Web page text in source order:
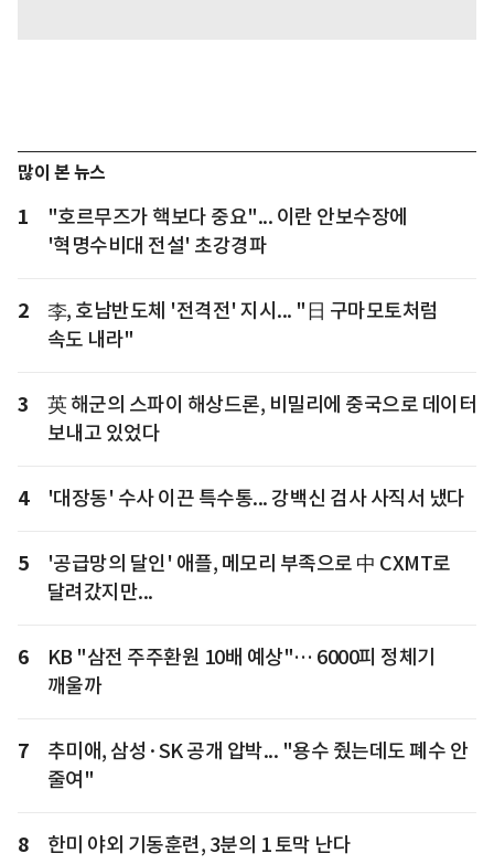
많이 본 뉴스
1
"호르무즈가 핵보다 중요"... 이란 안보수장에
'혁명수비대 전설' 초강경파
2
李, 호남반도체 '전격전' 지시... "日 구마모토처럼
속도 내라"
3
英 해군의 스파이 해상드론, 비밀리에 중국으로 데이터
보내고 있었다
4 '대장동' 수사 이끈 특수통... 강백신 검사 사직서 냈다
5
'공급망의 달인' 애플, 메모리 부족으로 中 CXMT로
달려갔지만...
6
KB "삼전 주주환원 10배 예상"… 6000피 정체기
깨울까
7
추미애, 삼성·SK 공개 압박... "용수 줬는데도 폐수 안
줄여"
8 한미 야외 기동훈련, 3분의 1 토막 난다